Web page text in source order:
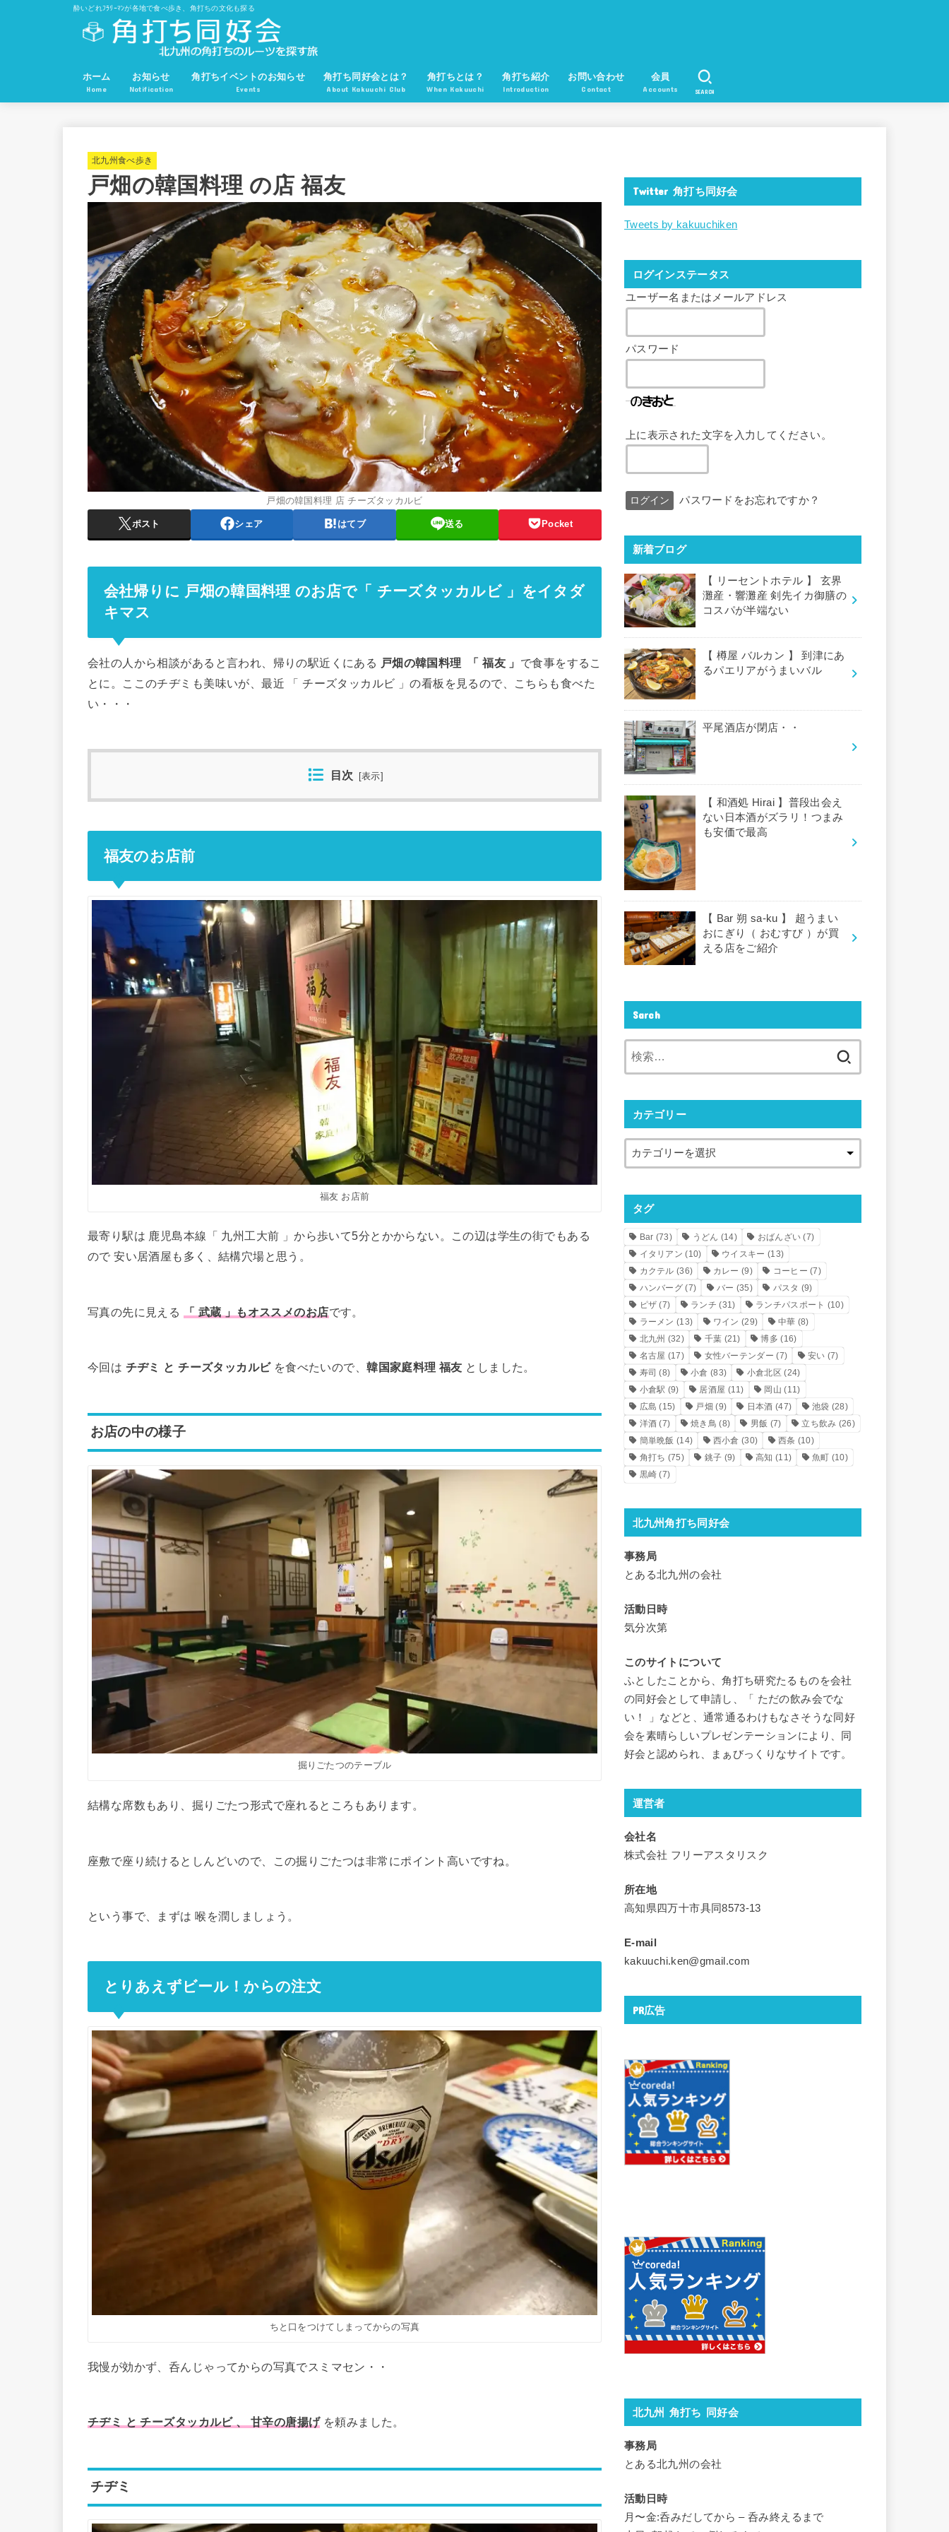
酔いどれﾌﾗﾘｰﾏﾝが各地で食べ歩き、角打ちの文化も探る
ホーム
Home
お知らせ
Notification
角打ちイベントのお知らせ
Events
角打ち同好会とは？
About Kakuuchi Club
角打ちとは？
When Kakuuchi
角打ち紹介
Introduction
お問い合わせ
Contact
会員
Accounts SEARCH
北九州食べ歩き
戸畑の韓国料理 の店 福友
戸畑の韓国料理 店 チーズタッカルビ
ポスト シェア はてブ 送る Pocket
会社帰りに 戸畑の韓国料理 のお店で「 チーズタッカルビ 」をイタダ
キマス
会社の人から相談があると言われ、帰りの駅近くにある 戸畑の韓国料理 「 福友 」 で食事をするこ
とに。ここのチヂミも美味いが、最近 「 チーズタッカルビ 」の看板を見るので、こちらも食べた
い・・・
目次 [表示
福友のお店前
福友 お店前
最寄り駅は 鹿児島本線「 九州工大前 」から歩いて5分とかからない。この辺は学生の街でもある
ので 安い居酒屋も多く、結構穴場と思う。
写真の先に見える 「 武蔵 」もオススメのお店です。
今回は チヂミ と チーズタッカルビを食べたいので、韓国家庭料理 福友 としました。
お店の中の様子
掘りごたつのテーブル
結構な席数もあり、掘りごたつ形式で座れるところもあります。
座敷で座り続けるとしんどいので、この掘りごたつは非常にポイント高いですね。
という事で、まずは 喉を潤しましょう。
とりあえずビール！からの注文
ちと口をつけてしまってからの写真
我慢が効かず、呑んじゃってからの写真でスミマセン・・
チヂミ と チーズタッカルビ 、 甘辛の唐揚げを頼みました。
チヂミ
Twitter 角打ち同好会
Tweets by kakuuchiken
ログインステータス
ユーザー名またはメールアドレス
パスワード
上に表示された文字を入力してください。
パスワードをお忘れですか？
新着ブログ
【 リーセントホテル 】 玄界
灘産・響灘産 剣先イカ御膳の
コスパが半端ない
【 樽屋 バルカン 】 到津にあ
るパエリアがうまいバル
平尾酒店が閉店・・
【 和酒処 Hirai 】普段出会え
ない日本酒がズラリ！つまみ
も安価で最高
【 Bar 朔 sa-ku 】 超うまい
おにぎり（ おむすび ）が買
える店をご紹介
Sarch
カテゴリー
タグ
Bar (73) うどん (14) おばんざい (7)
イタリアン (10) ウイスキー (13)
カクテル (36) カレー (9) コーヒー (7)
ハンバーグ (7) バー (35) パスタ (9)
ピザ (7) ランチ (31) ランチパスポート (10)
ラーメン (13) ワイン (29) 中華 (8)
北九州 (32) 千葉 (21) 博多 (16)
名古屋 (17) 女性バーテンダー (7) 安い (7)
寿司 (8) 小倉 (83) 小倉北区 (24)
小倉駅 (9) 居酒屋 (11) 岡山 (11)
広島 (15) 戸畑 (9) 日本酒 (47) 池袋 (28)
洋酒 (7) 焼き鳥 (8) 男飯 (7) 立ち飲み (26)
簡単晩飯 (14) 西小倉 (30) 西条 (10)
角打ち (75) 銚子 (9) 高知 (11) 魚町 (10)
黒崎 (7)
北九州角打ち同好会
事務局
とある北九州の会社
活動日時
気分次第
このサイトについて
ふとしたことから、角打ち研究たるものを会社
の同好会として申請し、「 ただの飲み会でな
い！ 」などと、通常通るわけもなさそうな同好
会を素晴らしいプレゼンテーションにより、同
好会と認められ、まぁびっくりなサイトです。
運営者
会社名
株式会社 フリーアスタリスク
所在地
高知県四万十市具同8573-13
E-mail
kakuuchi.ken@gmail.com
PR広告
北九州 角打ち 同好会
事務局
とある北九州の会社
活動日時
月〜金:呑みだしてから – 呑み終えるまで